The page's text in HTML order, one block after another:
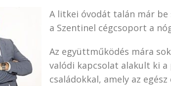
A litkei óvodát talán már
a Szentinel cégcsoport a
Az együttműködés mára
valódi kapcsolat alakult ki a
családokkal, amely az